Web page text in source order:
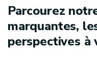
Parcourez
marquantes,
perspectives à